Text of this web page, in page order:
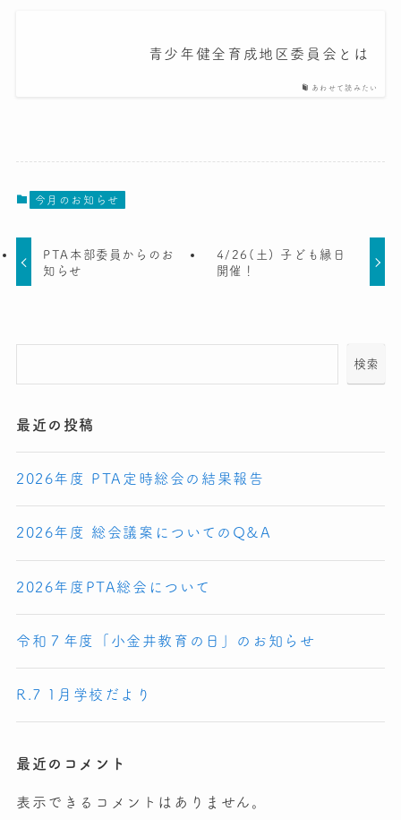
あわせて読みたい
青少年健全育成地区委員会とは
今月のお知らせ
PTA本部委員からのお
知らせ
4/26(土) 子ども縁日
開催！
検索
最近の投稿
2026年度 PTA定時総会の結果報告
2026年度 総会議案についてのQ&A
2026年度PTA総会について
令和７年度「小金井教育の日」のお知らせ
R.7 1月学校だより
最近のコメント
表示できるコメントはありません。